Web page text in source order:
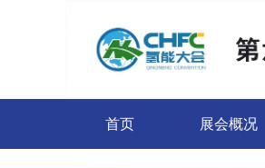
首页 展会概况